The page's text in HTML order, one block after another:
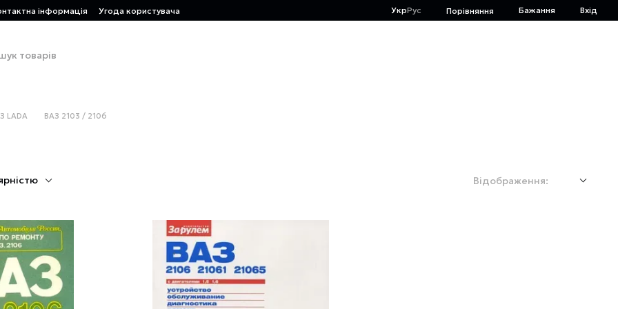
інформація Угода користувача УкрРус Порівняння Бажання Вхід
LADA ВАЗ 2103 / 2106
Відображення: